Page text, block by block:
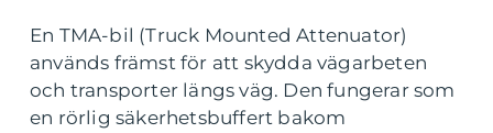
En TMA-bil (Truck Mounted Attenuator)
används främst för att skydda vägarbeten
och transporter längs väg. Den fungerar som
en rörlig säkerhetsbuffert bakom